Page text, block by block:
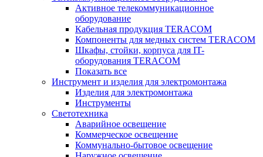
Активное телекоммуникационное
оборудование
Кабельная продукция TERACOM
Компоненты для медных систем TERACOM
Шкафы, стойки, корпуса для IT-
оборудования TERACOM
Показать все
Инструмент и изделия для электромонтажа
Изделия для электромонтажа
Инструменты
Светотехника
Аварийное освещение
Коммерческое освещение
Коммунально-бытовое освещение